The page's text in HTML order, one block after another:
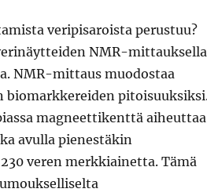
veripisaroista perustuu?
NMR-
NMR-mittaus muodostaa
biomarkkereiden
magneettikenttä aiheuttaa
avulla pienestäkin
veren merkkiainetta. Tämä